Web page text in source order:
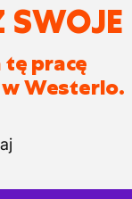
pracę
Westerlo.